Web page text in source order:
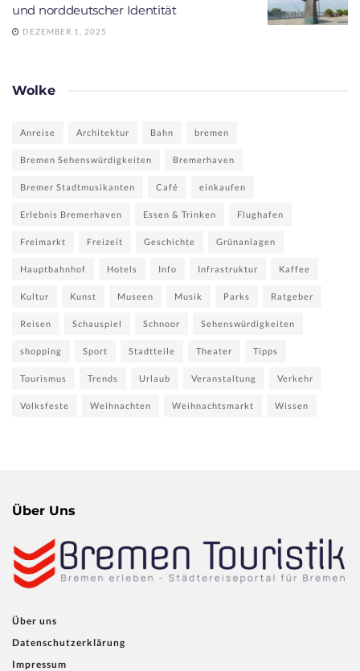
und norddeutscher Identität
DEZEMBER 1, 2025
Wolke
Anreise Architektur Bahn bremen
Bremen Sehenswürdigkeiten Bremerhaven
Bremer Stadtmusikanten Café einkaufen
Erlebnis Bremerhaven Essen & Trinken Flughafen
Freimarkt Freizeit Geschichte Grünanlagen
Hauptbahnhof Hotels Info Infrastruktur Kaffee
Kultur Kunst Museen Musik Parks Ratgeber
Reisen Schauspiel Schnoor Sehenswürdigkeiten
shopping Sport Stadtteile Theater Tipps
Tourismus Trends Urlaub Veranstaltung Verkehr
Volksfeste Weihnachten Weihnachtsmarkt Wissen
Über Uns
Über uns
Datenschutzerklärung
Impressum